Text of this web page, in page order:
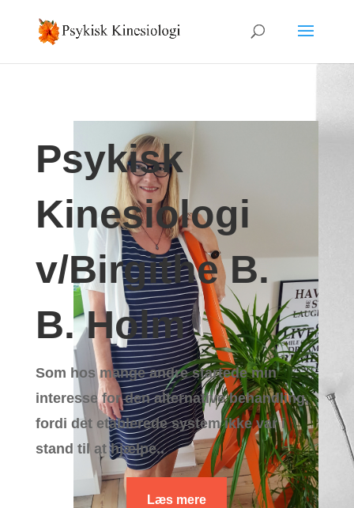
Psykisk
Kinesiologi
v/Birgithe B.
B. Holm
Som hos mange andre startede min
interesse for den alternative behandling,
fordi det etablerede system ikke var i
stand til at hjælpe..
Læs mere